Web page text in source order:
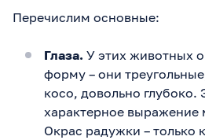
Перечислим основные:
Глаза. У этих животных
форму – они
косо, довольно глубоко.
характерное выражение
Окрас радужки – только